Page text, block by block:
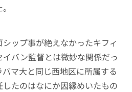
ップ事が絶えなかったキフィ
バン監督とは微妙な関係だっ
マ大と同じ西地区に所属する
たのはなにか因縁めいたもの